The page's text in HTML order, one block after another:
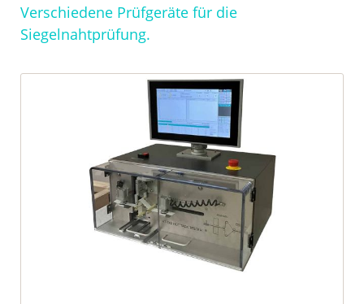
Verschiedene Prüfgeräte für die
Siegelnahtprüfung.